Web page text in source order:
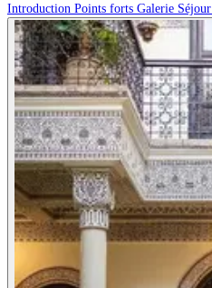
Introduction Points forts Galerie Séjour